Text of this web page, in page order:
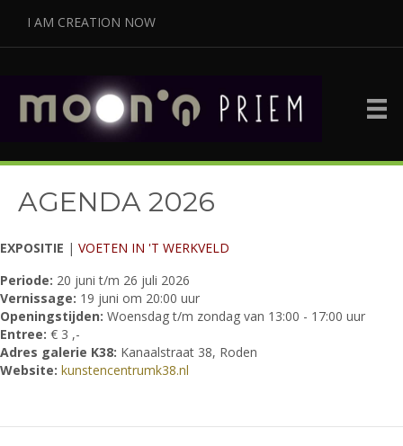
I AM CREATION NOW
AGENDA 2026
EXPOSITIE | VOETEN IN 'T WERKVELD
Periode: 20 juni t/m 26 juli 2026
Vernissage: 19 juni om 20:00 uur
Openingstijden: Woensdag t/m zondag van 13:00 - 17:00 uur
Entree: € 3 ,-
Adres galerie K38: Kanaalstraat 38, Roden
Website: kunstencentrumk38.nl